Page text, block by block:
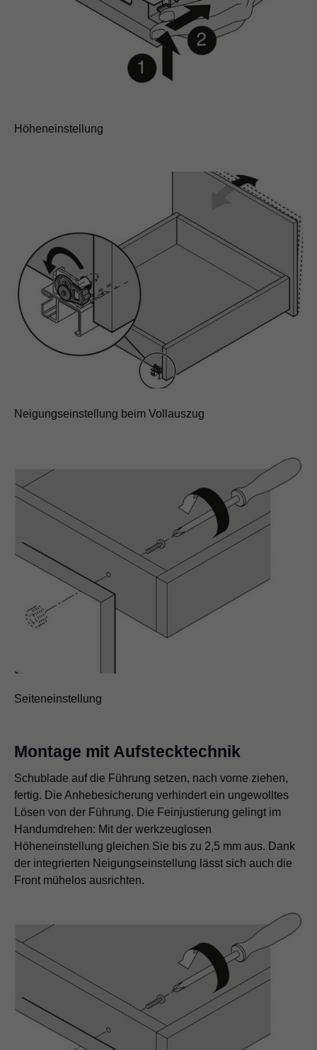
Höheneinstellung
Neigungseinstellung beim Vollauszug
Seiteneinstellung
Montage mit Aufstecktechnik
Schublade auf die Führung setzen, nach vorne ziehen,
fertig. Die Anhebesicherung verhindert ein ungewolltes
Lösen von der Führung. Die Feinjustierung gelingt im
Handumdrehen: Mit der werkzeuglosen
Höheneinstellung gleichen Sie bis zu 2,5 mm aus. Dank
der integrierten Neigungseinstellung lässt sich auch die
Front mühelos ausrichten.